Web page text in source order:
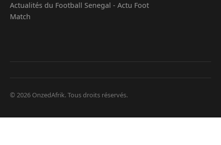
Actualités du Football Senegal - Actu Foot
Match
© 2026 OnzedAfrik. Tous droits réservés.